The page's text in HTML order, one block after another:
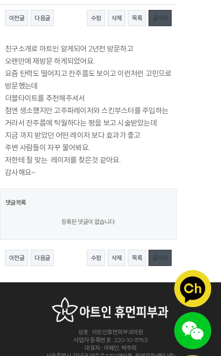
이전글 다음글 수정 삭제 목록 글쓰기
친구소개로 아트인 알게되어 2년전 방문하고
오랜만에 재방문 하게되었어요.
요즘 탄력도 떨어지고 잔주름도 보이고 이런저런 고민으로
방문했는데
더블타이트를 추천해주셔서
첨엔 생소했지만 고주파레이저와 스킨부스터를 주입하는
거라서 잔주름에 탁월하다는 평을 보고 시술받았는데
지금 까지 받았던 어떤 레이저 보다 효과가 좋고
주변 사람들이 자꾸 물어봐요.
저한테 잘 맞는 레이저를 찾은것 같아요.
감사해요~
댓글목록
등록된 댓글이 없습니다.
이전글 다음글 수정 삭제 목록 글쓰기
상호 : 아트인휴먼피부과의원
사업자 등록번호 : 220-10-11793
대표자 : 이혜인, 박주희